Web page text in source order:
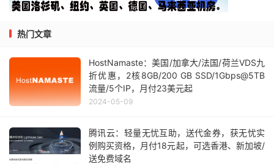
热门文章
HostNamaste：美国/加拿大/法国/荷兰VDS九
折优惠，2核8GB/200 GB SSD/1Gbps@5TB
流量/5个IP，月付23美元起
2024-05-09
腾讯云：轻量无忧互助，送代金券，获无忧实
例购买资格，月付18元起，可选香港、新加坡/
送免费域名